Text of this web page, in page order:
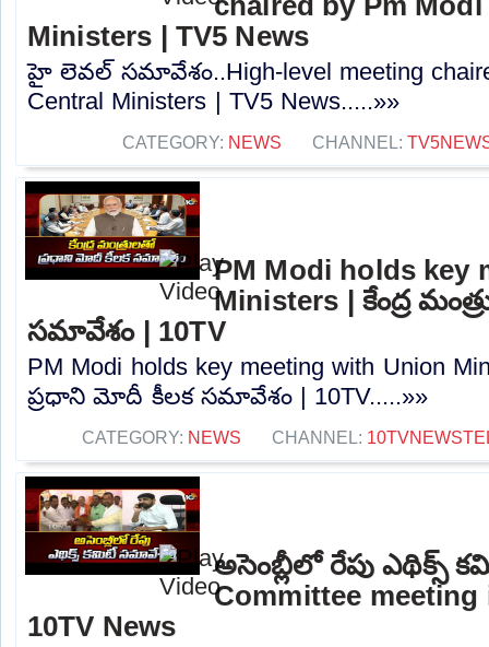
Ministers | TV5 News
హై లెవల్ సమావేశం..High-level meeting
Central Ministers | TV5 News.....»»
CATEGORY: NEWS CHANNEL:
PM Modi holds key
Ministers | కేంద్ర
సమావేశం | 10TV
PM Modi holds key meeting with Union
ప్రధాని మోదీ కీలక సమావేశం | 10TV.....»»
CATEGORY: NEWS CHANNEL:
అసెంబ్లీలో రేపు ఎథిక్స్
Committee
10TV News